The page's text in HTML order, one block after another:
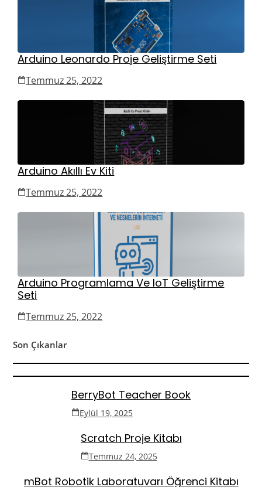
Arduino Leonardo Proje Geliştirme Seti
Temmuz 25, 2022
Arduino Akıllı Ev Kiti
Temmuz 25, 2022
Arduino Programlama Ve IoT Geliştirme
Seti
Temmuz 25, 2022
Son Çıkanlar
BerryBot Teacher Book
Eylül 19, 2025
Scratch Proje Kitabı
Temmuz 24, 2025
mBot Robotik Laboratuvarı Öğrenci Kitabı